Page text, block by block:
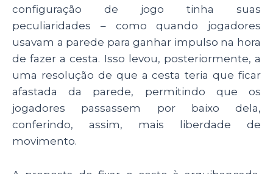
configuração de jogo tinha suas
peculiaridades – como quando jogadores
usavam a parede para ganhar impulso na hora
de fazer a cesta. Isso levou, posteriormente, a
uma resolução de que a cesta teria que ficar
afastada da parede, permitindo que os
jogadores passassem por baixo dela,
conferindo, assim, mais liberdade de
movimento.